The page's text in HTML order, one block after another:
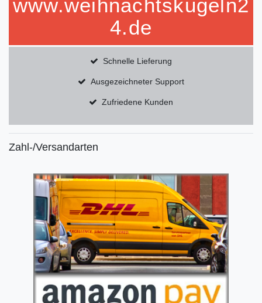
www.weihnachtskugeln2
4.de
Schnelle Lieferung
Ausgezeichneter Support
Zufriedene Kunden
Zahl-/Versandarten